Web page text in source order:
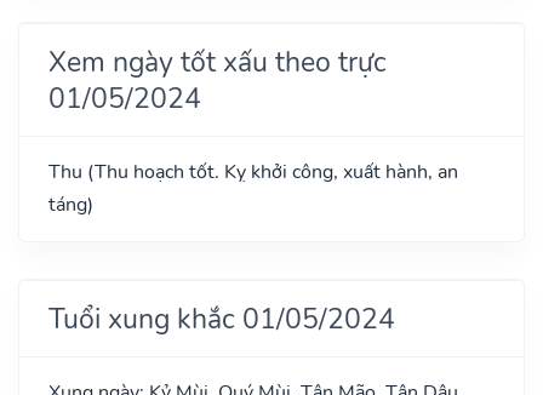
Xem ngày tốt xấu theo trực
01/05/2024
Thu (Thu hoạch tốt. Kỵ khởi công, xuất hành, an
táng)
Tuổi xung khắc 01/05/2024